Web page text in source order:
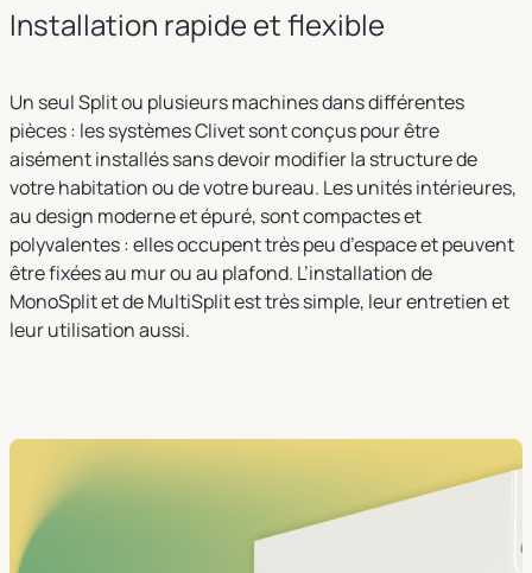
Installation rapide et flexible
Un seul Split ou plusieurs machines dans différentes
pièces : les systèmes Clivet sont conçus pour être
aisément installés sans devoir modifier la structure de
votre habitation ou de votre bureau. Les unités intérieures,
au design moderne et épuré, sont compactes et
polyvalentes : elles occupent très peu d’espace et peuvent
être fixées au mur ou au plafond. L’installation de
MonoSplit et de MultiSplit est très simple, leur entretien et
leur utilisation aussi.